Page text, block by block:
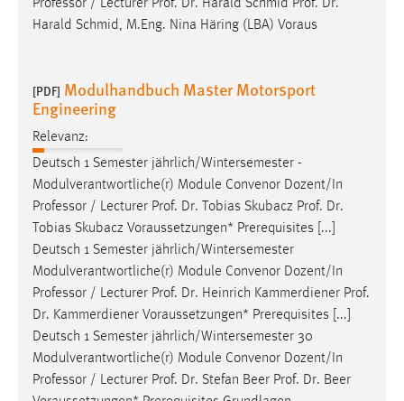
Professor / Lecturer Prof. Dr. Harald Schmid Prof. Dr.
Harald Schmid, M.Eng. Nina Häring (LBA) Voraus
[PDF] Modulhandbuch Master Motorsport
Engineering
Relevanz:
Deutsch 1 Semester jährlich/Wintersemester -
Modulverantwortliche(r) Module Convenor Dozent/In
Professor / Lecturer Prof. Dr. Tobias Skubacz Prof. Dr.
Tobias Skubacz Voraussetzungen* Prerequisites [...]
Deutsch 1 Semester jährlich/Wintersemester
Modulverantwortliche(r) Module Convenor Dozent/In
Professor / Lecturer Prof. Dr. Heinrich Kammerdiener Prof.
Dr. Kammerdiener Voraussetzungen* Prerequisites [...]
Deutsch 1 Semester jährlich/Wintersemester 30
Modulverantwortliche(r) Module Convenor Dozent/In
Professor / Lecturer Prof. Dr. Stefan Beer Prof. Dr. Beer